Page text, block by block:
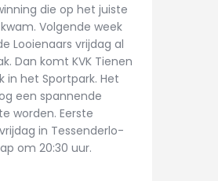
die op het juiste
Volgende week
Looienaars vrijdag al
Dan komt KVK Tienen
in het Sportpark. Het
een spannende
worden. Eerste
in Tessenderlo-
om 20:30 uur.